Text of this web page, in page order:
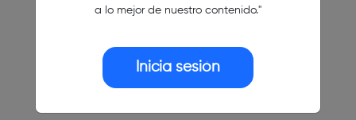
a lo mejor de nuestro contenido."
Inicia sesión